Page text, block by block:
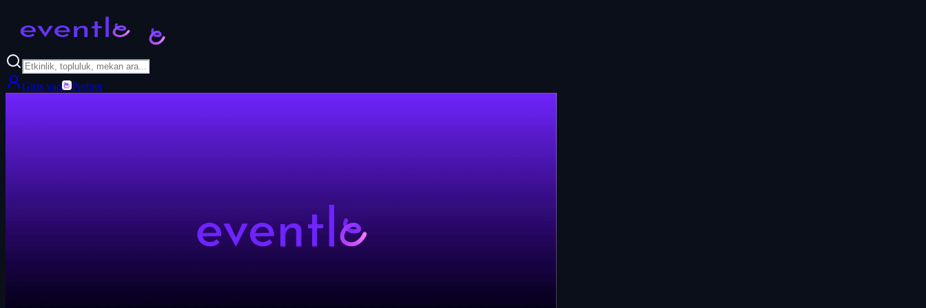
Giriş yap Partner